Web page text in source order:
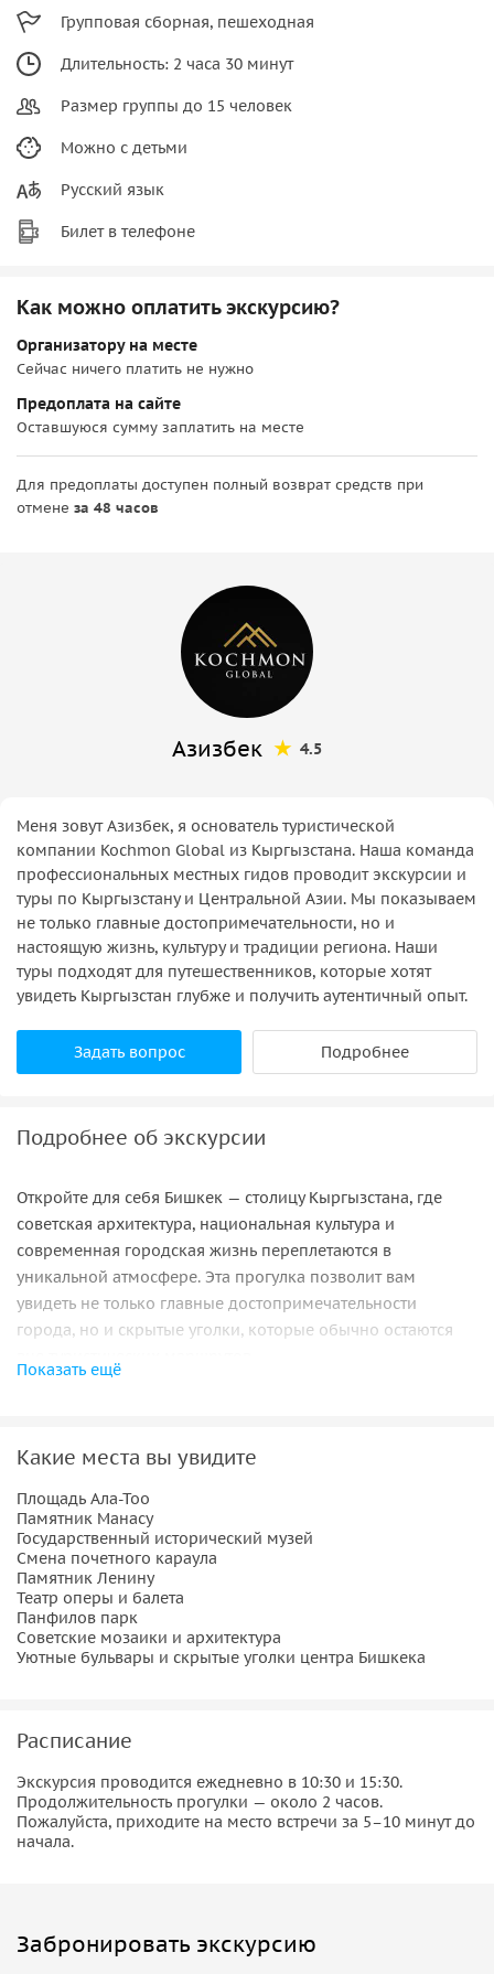
Групповая сборная, пешеходная
Длительность: 2 часа 30 минут
Размер группы до 15 человек
Можно с детьми
Русский язык
Билет в телефоне
Как можно оплатить экскурсию?
Организатору на месте
Сейчас ничего платить не нужно
Предоплата на сайте
Оставшуюся сумму заплатить на месте
Для предоплаты доступен полный возврат средств при
отмене за 48 часов
Азизбек 4.5
Меня зовут Азизбек, я основатель туристической
компании Kochmon Global из Кыргызстана. Наша команда
профессиональных местных гидов проводит экскурсии и
туры по Кыргызстану и Центральной Азии. Мы показываем
не только главные достопримечательности, но и
настоящую жизнь, культуру и традиции региона. Наши
туры подходят для путешественников, которые хотят
увидеть Кыргызстан глубже и получить аутентичный опыт.
Задать вопрос Подробнее
Подробнее об экскурсии
Откройте для себя Бишкек — столицу Кыргызстана, где
советская архитектура, национальная культура и
современная городская жизнь переплетаются в
уникальной атмосфере. Эта прогулка позволит вам
увидеть не только главные достопримечательности
города, но и скрытые уголки, которые обычно остаются
проходит церемония смены почетного караула. Это
мест города.
Далее мы прогуляемся по зеленым бульварам и уютным
улицам Бишкека, где вы увидите советские мозаики,
интересные памятники и современное уличное искусство.
По пути гид расскажет о героях кыргызской истории,
таких как Курманджан Датка и другие выдающиеся
— Панфилов парк, созданный в честь легендарного
генерала Ивана Панфилова.
Здесь вы узнаете интересные факты о советском периоде
и о том, как Бишкек развивался в разные исторические
эпохи.
театр оперы и балета
Показать ещё
Какие места вы увидите
Площадь Ала-Тоо
Памятник Манасу
Государственный исторический музей
Смена почетного караула
Памятник Ленину
Театр оперы и балета
Панфилов парк
Советские мозаики и архитектура
Уютные бульвары и скрытые уголки центра Бишкека
Расписание
Экскурсия проводится ежедневно в 10:30 и 15:30.
Продолжительность прогулки — около 2 часов.
Пожалуйста, приходите на место встречи за 5–10 минут до
начала.
Забронировать экскурсию